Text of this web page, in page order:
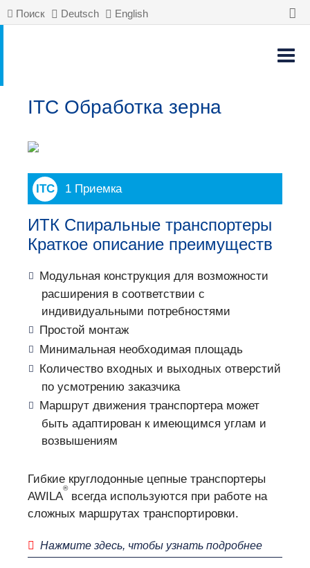
Поиск Deutsch English
ITC Обработка зерна
1 Приемка
ИТК Спиральные транспортеры
Краткое описание преимуществ
Модульная конструкция для возможности
расширения в соответствии с
индивидуальными потребностями
Простой монтаж
Минимальная необходимая площадь
Количество входных и выходных отверстий
по усмотрению заказчика
Маршрут движения транспортера может
быть адаптирован к имеющимся углам и
возвышениям
Гибкие круглодонные цепные транспортеры
AWILA
®
всегда используются при работе на
сложных маршрутах транспортировки.
Нажмите здесь, чтобы узнать подробнее